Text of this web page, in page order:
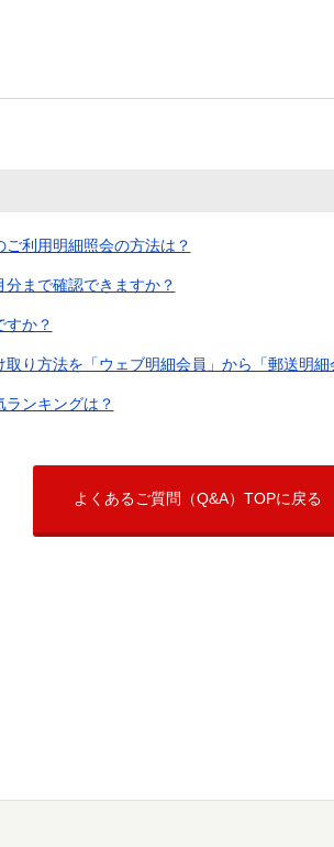
利用明細照会の方法は？
まで確認できますか？
すか？
り方法を「ウェブ明細会員」から「郵送明細
ンキングは？
よくあるご質問（Q&A）TOPに戻る